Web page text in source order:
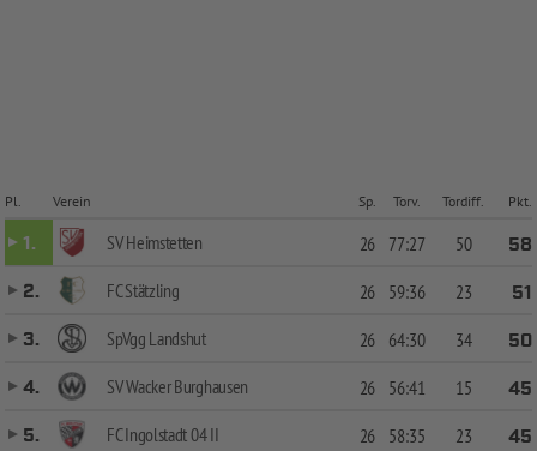
Pl. Verein Sp. Torv. Tordiff. Pkt.
1. SV Heimstetten 26 77:27 50
58
2.
FC Stätzling 26 59:36 23
51
3.
SpVgg Landshut 26 64:30 34
50
4.
SV Wacker Burghausen 26 56:41 15
45
5.
FC Ingolstadt 04 II 26 58:35 23
45